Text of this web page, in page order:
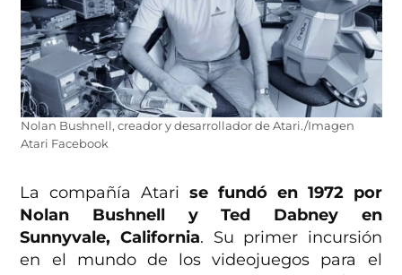
Nolan Bushnell, creador y desarrollador de Atari./Imagen
Atari Facebook
La compañía Atarise fundó en 1972 por
Nolan Bushnell y Ted Dabney en
Sunnyvale, California. Su primer incursión
en el mundo de los videojuegos para el